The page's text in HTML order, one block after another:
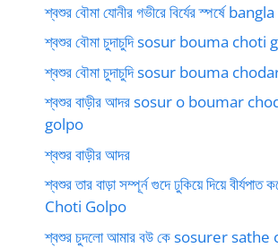
শ্বশুর বৌমা যোনীর গভীরে বির্যের স্পর্ষে
শ্বশুর বৌমা চুদাচুদি sosur bouma choti
শ্বশুর বৌমা চুদাচুদি sosur bouma
শ্বশুর বাড়ীর আদর sosur o boumar
golpo
শ্বশুর বাড়ীর আদর
শ্বশুর তার বাড়া সম্পূর্ন গুদে ঢুকিয়ে দিয়ে
Choti Golpo
শ্বশুর চুদলো আমার বউ কে sosurer